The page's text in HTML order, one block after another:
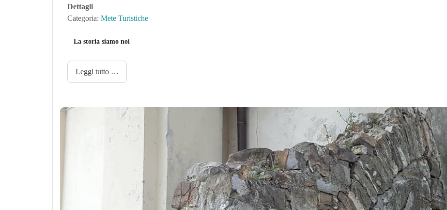
Dettagli
Categoria: Mete Turistiche
La storia siamo noi
Leggi tutto …